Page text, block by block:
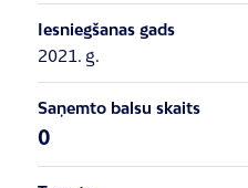
Iesniegšanas gads
2021. g.
Saņemto balsu skaits
0